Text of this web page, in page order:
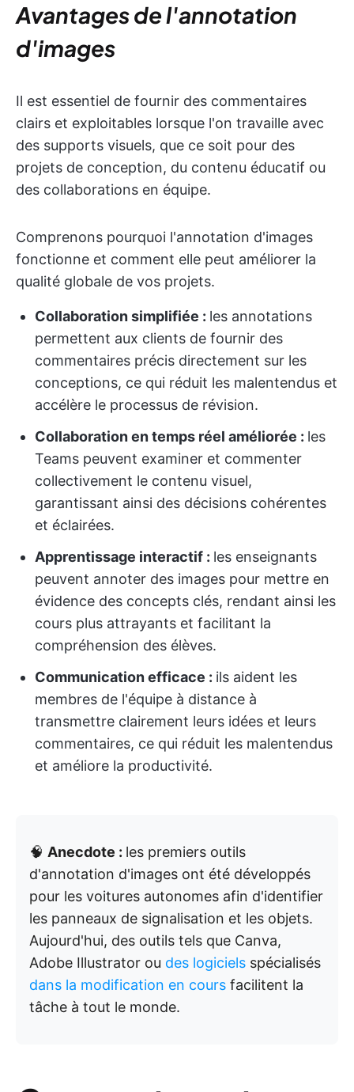
Avantages de l'annotation
d'images
Il est essentiel de fournir des commentaires
clairs et exploitables lorsque l'on travaille avec
des supports visuels, que ce soit pour des
projets de conception, du contenu éducatif ou
des collaborations en équipe.
Comprenons pourquoi l'annotation d'images
fonctionne et comment elle peut améliorer la
qualité globale de vos projets.
Collaboration simplifiée : les annotations
permettent aux clients de fournir des
commentaires précis directement sur les
conceptions, ce qui réduit les malentendus et
accélère le processus de révision.
Collaboration en temps réel améliorée : les
Teams peuvent examiner et commenter
collectivement le contenu visuel,
garantissant ainsi des décisions cohérentes
et éclairées.
Apprentissage interactif : les enseignants
peuvent annoter des images pour mettre en
évidence des concepts clés, rendant ainsi les
cours plus attrayants et facilitant la
compréhension des élèves.
Communication efficace : ils aident les
membres de l'équipe à distance à
transmettre clairement leurs idées et leurs
commentaires, ce qui réduit les malentendus
et améliore la productivité.
🧠 Anecdote : les premiers outils
d'annotation d'images ont été développés
pour les voitures autonomes afin d'identifier
les panneaux de signalisation et les objets.
Aujourd'hui, des outils tels que Canva,
Adobe Illustrator ou des logiciels spécialisés
dans la modification en cours facilitent la
tâche à tout le monde.